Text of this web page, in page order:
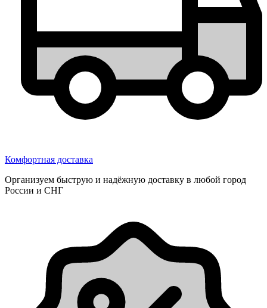
Комфортная доставка
Организуем быструю и надёжную доставку в любой город
России и СНГ